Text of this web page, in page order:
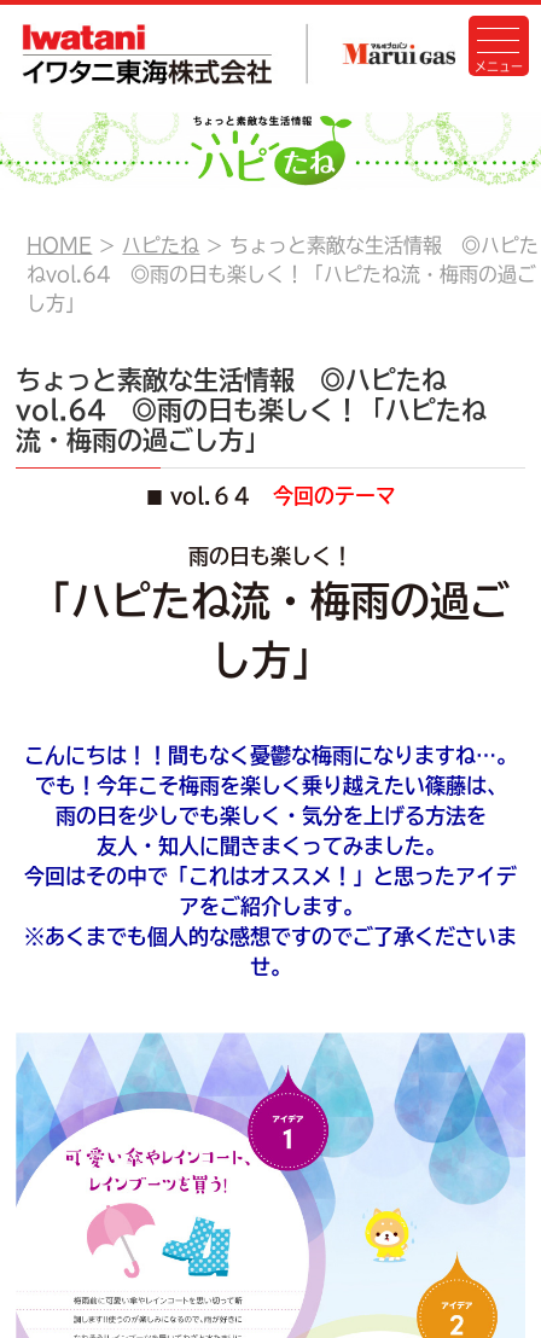
HOME ハピたね
ちょっと素敵な生活情報 ◎ハピた
ねvol.64 ◎雨の日も楽しく！「ハピたね流・梅雨の過ご
し方」
ちょっと素敵な生活情報 ◎ハピたね
vol.64 ◎雨の日も楽しく！「ハピたね
流・梅雨の過ごし方」
vol.６４ 今回のテーマ
雨の日も楽しく！
「ハピたね流・梅雨の過ご
し方」
こんにちは！！間もなく憂鬱な梅雨になりますね…。
でも！今年こそ梅雨を楽しく乗り越えたい篠藤は、
雨の日を少しでも楽しく・気分を上げる方法を
友人・知人に聞きまくってみました。
今回はその中で「これはオススメ！」と思ったアイデ
アをご紹介します。
※あくまでも個人的な感想ですのでご了承くださいま
せ。